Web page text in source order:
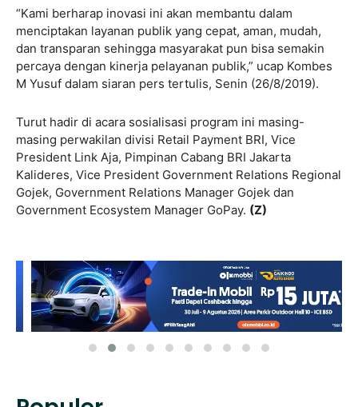
“Kami berharap inovasi ini akan membantu dalam
menciptakan layanan publik yang cepat, aman, mudah,
dan transparan sehingga masyarakat pun bisa semakin
percaya dengan kinerja pelayanan publik,” ucap Kombes
M Yusuf dalam siaran pers tertulis, Senin (26/8/2019).
Turut hadir di acara sosialisasi program ini masing-
masing perwakilan divisi Retail Payment BRI, Vice
President Link Aja, Pimpinan Cabang BRI Jakarta
Kalideres, Vice President Government Relations Regional
Gojek, Government Relations Manager Gojek dan
Government Ecosystem Manager GoPay. (Z)